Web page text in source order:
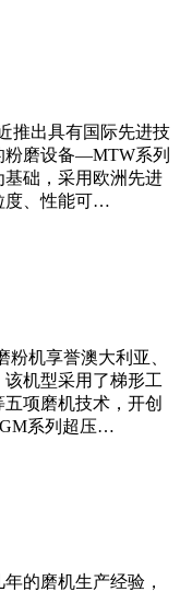
推出具有国际先进技
粉磨设备—MTW系列
基础，采用欧洲先进
度、性能可…
机享誉澳大利亚、
机型采用了梯形工
项磨机技术，开创
系列超压…
的磨机生产经验，